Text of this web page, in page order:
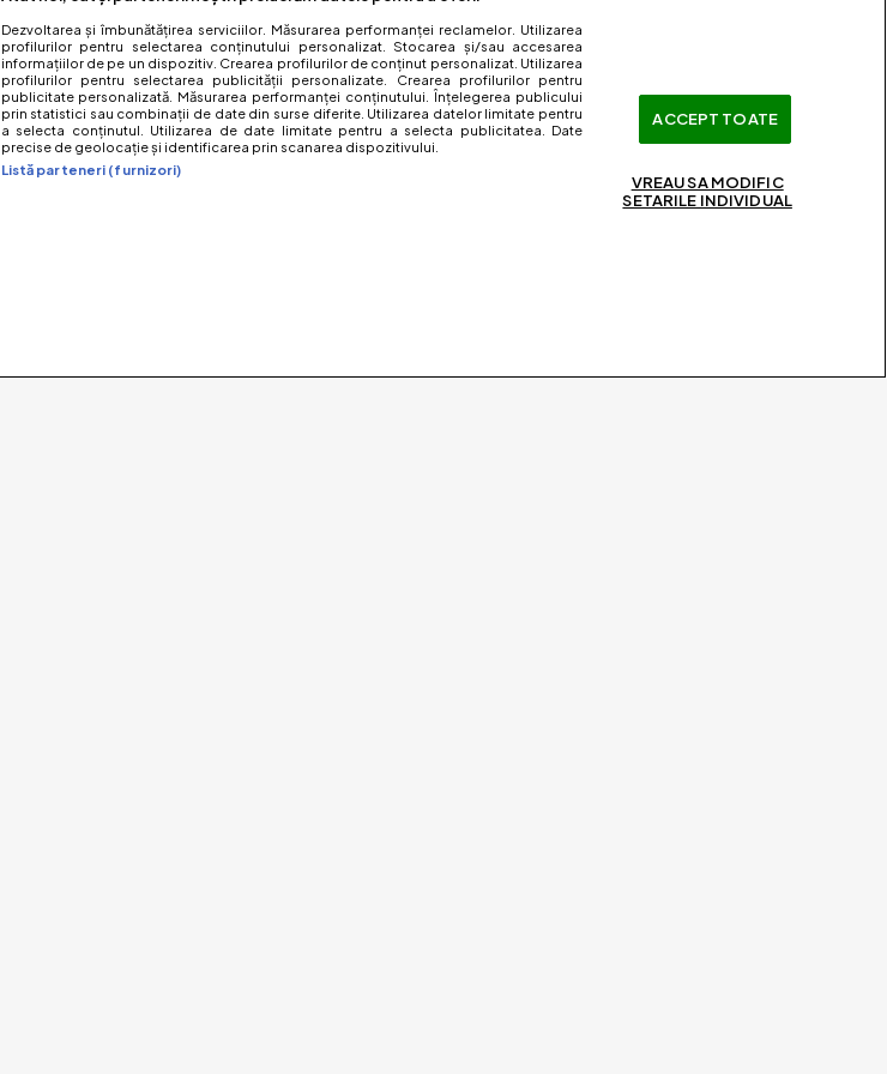
Dezvoltarea și îmbunătățirea serviciilor. Măsurarea performanței reclamelor. Utilizarea
profilurilor pentru selectarea conținutului personalizat. Stocarea și/sau accesarea
informațiilor de pe un dispozitiv. Crearea profilurilor de conținut personalizat. Utilizarea
profilurilor pentru selectarea publicității personalizate. Crearea profilurilor pentru
publicitate personalizată. Măsurarea performanței conținutului. Înțelegerea publicului
prin statistici sau combinații de date din surse diferite. Utilizarea datelor limitate pentru
a selecta conținutul. Utilizarea de date limitate pentru a selecta publicitatea. Date
precise de geolocație și identificarea prin scanarea dispozitivului.
Listă parteneri (furnizori)
ACCEPT TOATE
VREAU SA MODIFIC
SETARILE INDIVIDUAL